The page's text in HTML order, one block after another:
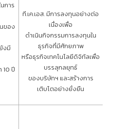
การ
ของ
งมี
10 ปี
ที.เค.เอส. มีการลงทุนอย่างต่อ
เนื่องเพื่อ
ดำเนินกิจกรรมการลงทุนใน
ธุรกิจที่มีศักยภาพ
หรือธุรกิจเทคโนโลยีดิจิทัลเพื่อ
บรรลุกลยุทธ์
ของบริษัทฯ และสร้างการ
เติบโตอย่างยั่งยืน